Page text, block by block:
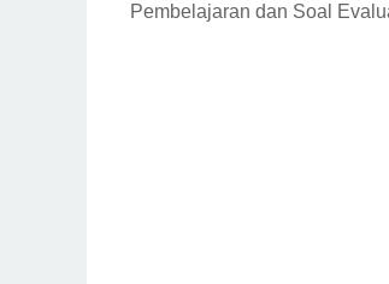
Pembelajaran dan Soal